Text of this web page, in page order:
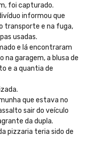
foi capturado.
informou que
transporte e na fuga,
usadas.
e lá encontraram
na garagem, a blusa de
e a quantia de
que estava no
sair do veículo
da dupla.
pizzaria teria sido de